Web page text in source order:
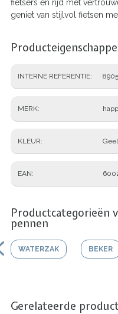
fietsers en rijd met
geniet van stijlvol fietsen
INTERNE REFERENTIE
MERK
KLEUR Geel
EAN
Productcategorieën
pennen
WATERZAK BEKER
Gerelateerde